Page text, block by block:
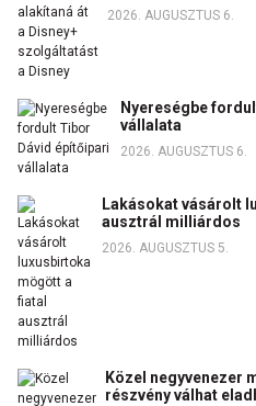
2026. AUGUSZTUS 6.
Nyereségbe
vállalata
2026. AUGUSZTUS 6.
Lakásokat vásárolt
ausztrál milliárdos
2026. AUGUSZTUS 5.
Közel negyvenezer
részvény válhat